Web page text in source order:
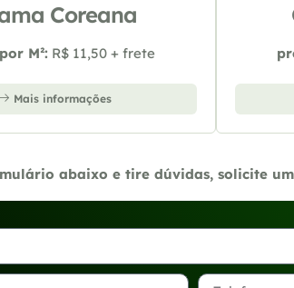
Coreana
M²: R$ 11,50 + frete
Mais informações
abaixo e tire dúvidas, solicite